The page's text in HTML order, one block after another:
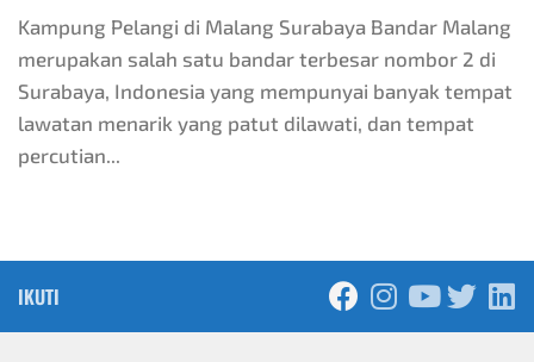
Kampung Pelangi di Malang Surabaya Bandar Malang
merupakan salah satu bandar terbesar nombor 2 di
Surabaya, Indonesia yang mempunyai banyak tempat
lawatan menarik yang patut dilawati, dan tempat
percutian...
IKUTI